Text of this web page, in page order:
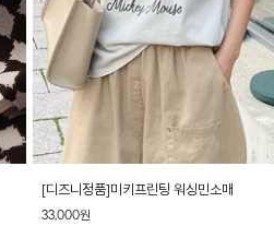
[디즈니정품]미키프린팅 워싱민소매
33,000원